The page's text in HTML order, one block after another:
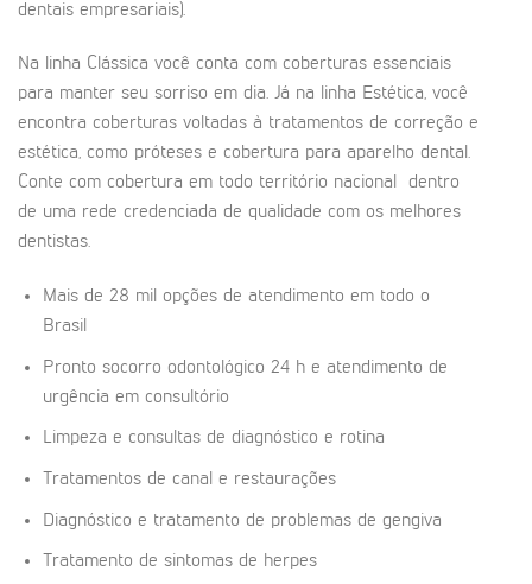
dentais empresariais).
Na linha Clássica você conta com coberturas essenciais
para manter seu sorriso em dia. Já na linha Estética, você
encontra coberturas voltadas à tratamentos de correção e
estética, como próteses e cobertura para aparelho dental.
Conte com cobertura em todo território nacional dentro
de uma rede credenciada de qualidade com os melhores
dentistas.
Mais de 28 mil opções de atendimento em todo o
Brasil
Pronto socorro odontológico 24 h e atendimento de
urgência em consultório
Limpeza e consultas de diagnóstico e rotina
Tratamentos de canal e restaurações
Diagnóstico e tratamento de problemas de gengiva
Tratamento de sintomas de herpes